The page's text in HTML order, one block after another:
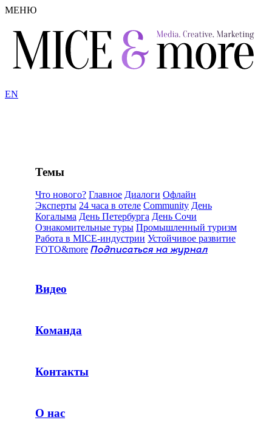
МЕНЮ
EN
Темы
Что нового? Главное Диалоги Офлайн
Эксперты 24 часа в отеле Community День
Когалыма День Петербурга День Сочи
Ознакомительные туры Промышленный туризм
Работа в MICE-индустрии Устойчивое развитие
FOTO&more Подписаться на журнал
Видео
Команда
Контакты
О нас